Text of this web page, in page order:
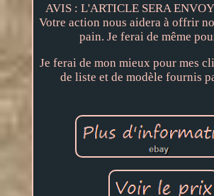
AVIS : L'ARTICLE SERA
Votre action nous aidera à offrir
pain. Je ferai de même
Je ferai de mon mieux pour mes
de liste et de modèle fournis